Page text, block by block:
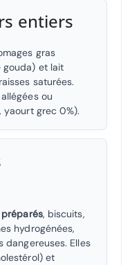
entiers
gras
gouda) et lait
saturées.
ou
yaourt grec 0%).
, biscuits,
hydrogénées,
dangereuses. Elles
et